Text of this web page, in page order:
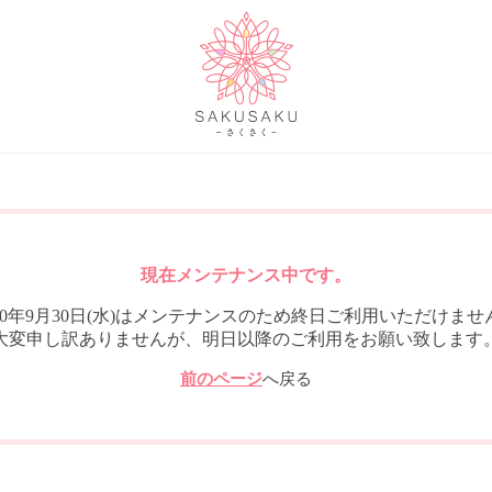
現在メンテナンス中です。
年9月30日(水)はメンテナンスのため終日ご利用いただけませ
変申し訳ありませんが、明日以降のご利用をお願い致します
前のページへ戻る